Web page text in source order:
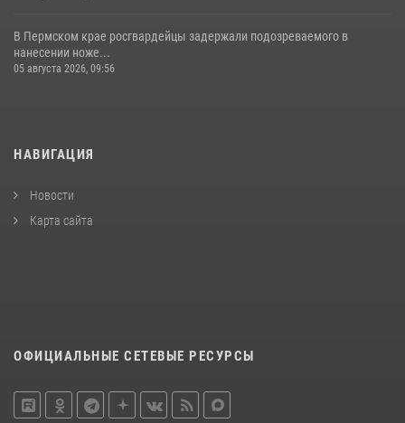
В Пермском крае росгвардейцы задержали подозреваемого в
нанесении ноже...
05 августа 2026, 09:56
НАВИГАЦИЯ
Новости
Карта сайта
ОФИЦИАЛЬНЫЕ СЕТЕВЫЕ РЕСУРСЫ